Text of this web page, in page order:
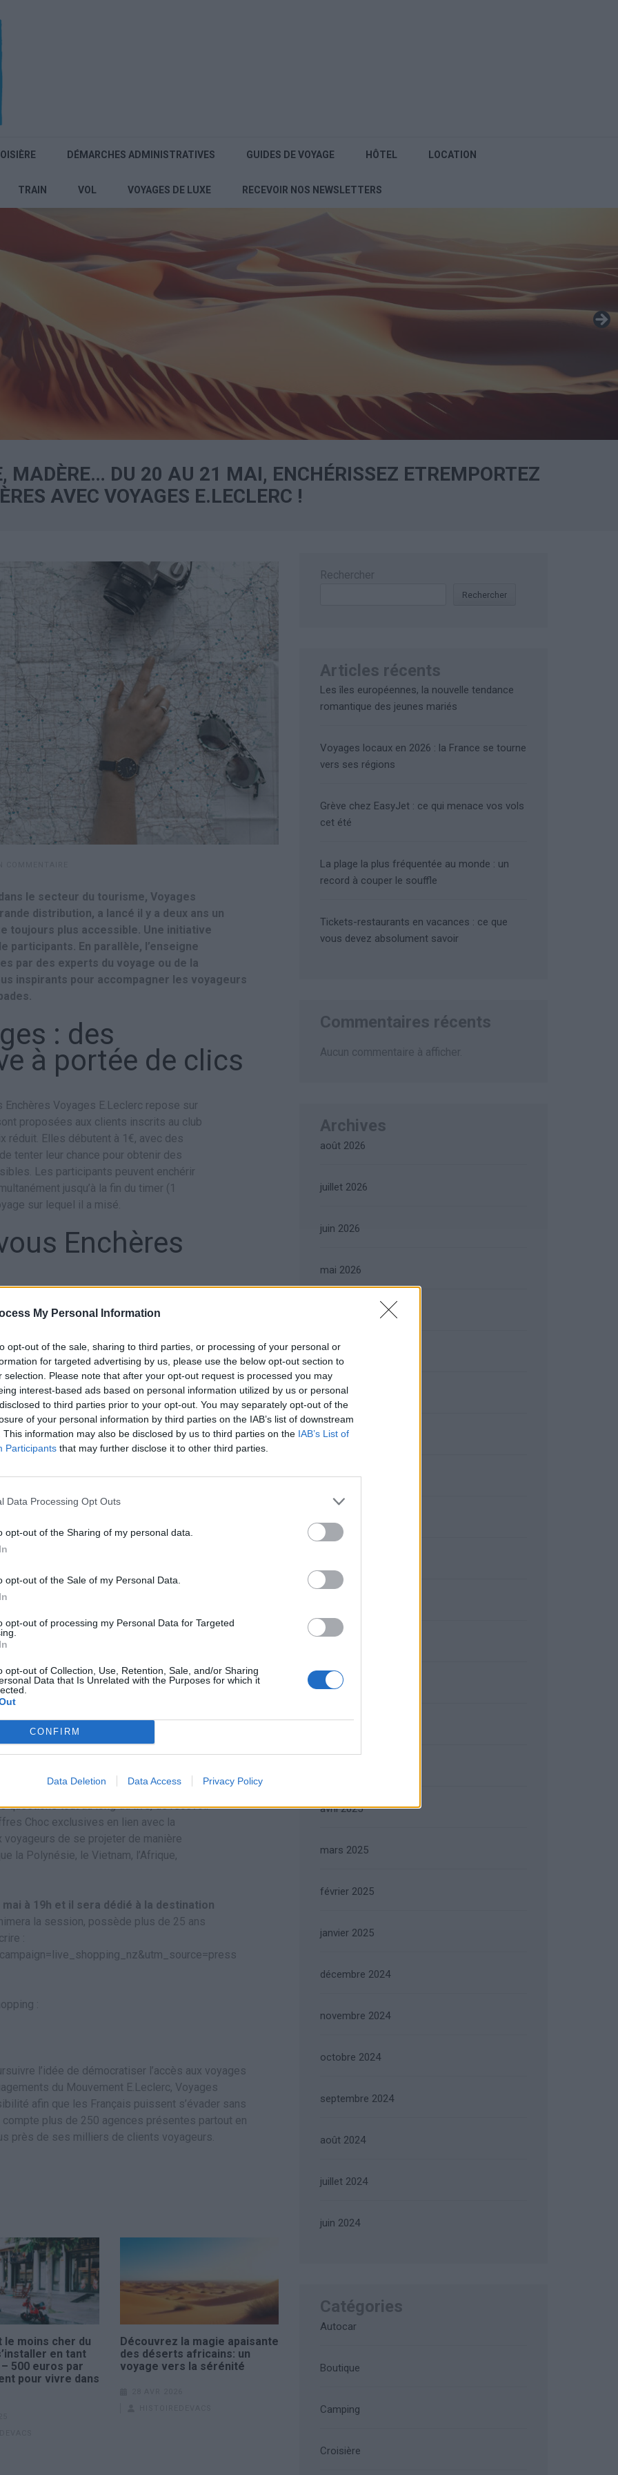
My Personal Information
opt-out of the sale, sharing to third parties, or processing of your personal or
for targeted advertising by us, please use the below opt-out section to
selection. Please note that after your opt-out request is processed you may
interest-based ads based on personal information utilized by us or personal
to third parties prior to your opt-out. You may separately opt-out of the
of your personal information by third parties on the IAB’s list of downstream
This information may also be disclosed by us to third parties on the IAB’s List of
Participants that may further disclose it to other third parties.
Data Processing Opt Outs
opt-out of the Sharing of my personal data.
opt-out of the Sale of my Personal Data.
opt-out of processing my Personal Data for Targeted
opt-out of Collection, Use, Retention, Sale, and/or Sharing
Data that Is Unrelated with the Purposes for which it
CONFIRM
Data Deletion Data Access Privacy Policy
DÉMARCHES ADMINISTRATIVES GUIDES DE VOYAGE HÔTEL LOCATION
TRAIN VOL VOYAGES DE LUXE RECEVOIR NOS NEWSLETTERS
MADÈRE… DU 20 AU 21 MAI, ENCHÉRISSEZ ETREMPORTEZ
AVEC VOYAGES E.LECLERC !
le secteur du tourisme, Voyages
distribution, a lancé il y a deux ans un
toujours plus accessible. Une initiative
participants. En parallèle, l’enseigne
par des experts du voyage ou de la
inspirants pour accompagner les voyageurs
: des
à portée de clics
Enchères Voyages E.Leclerc repose sur
proposées aux clients inscrits au club
réduit. Elles débutent à 1€, avec des
tenter leur chance pour obtenir des
Les participants peuvent enchérir
jusqu’à la fin du timer (1
sur lequel il a misé.
Enchères
Madère, Lanzarote, Mexique
de remporter des séjours
plages idylliques des Canaries et de la
comme Rome ou Lisbonne.
personnes, les enchères affichent
pendant 2 jours.
rendez-vous
aux internautes de découvrir en direct
animées par des spécialistes de la
et sur le compte Instagram de
) . Les participants peuvent suivre une
: spécificités géographiques et
monuments proposés par Voyages
questions tout au long du live, de recevoir
Choc exclusives en lien avec la
de se projeter de manière
la Polynésie, le Vietnam, l’Afrique,
à 19h et il sera dédié à la destination
la session, possède plus de 25 ans
:
:
l’idée de démocratiser l’accès aux voyages
du Mouvement E.Leclerc, Voyages
afin que les Français puissent s’évader sans
compte plus de 250 agences présentes partout en
près de ses milliers de clients voyageurs.
le moins cher du
en tant
– 500 euros par
pour vivre dans
Découvrez la magie apaisante
des déserts africains: un
voyage vers la sérénité
Rechercher
Rechercher
Articles récents
Les îles européennes, la nouvelle tendance
romantique des jeunes mariés
Voyages locaux en 2026 : la France se tourne
vers ses régions
Grève chez EasyJet : ce qui menace vos vols
cet été
La plage la plus fréquentée au monde : un
record à couper le souffle
Tickets-restaurants en vacances : ce que
vous devez absolument savoir
Commentaires récents
Aucun commentaire à afficher.
Archives
août 2026
juillet 2026
juin 2026
mai 2026
mars 2026
février 2026
janvier 2026
décembre 2025
juillet 2025
avril 2025
mars 2025
février 2025
janvier 2025
décembre 2024
novembre 2024
octobre 2024
septembre 2024
août 2024
juillet 2024
juin 2024
Catégories
Autocar
Boutique
Camping
Croisière